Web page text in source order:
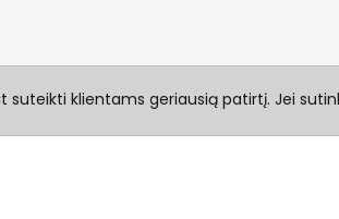
klientams geriausią patirtį. Jei